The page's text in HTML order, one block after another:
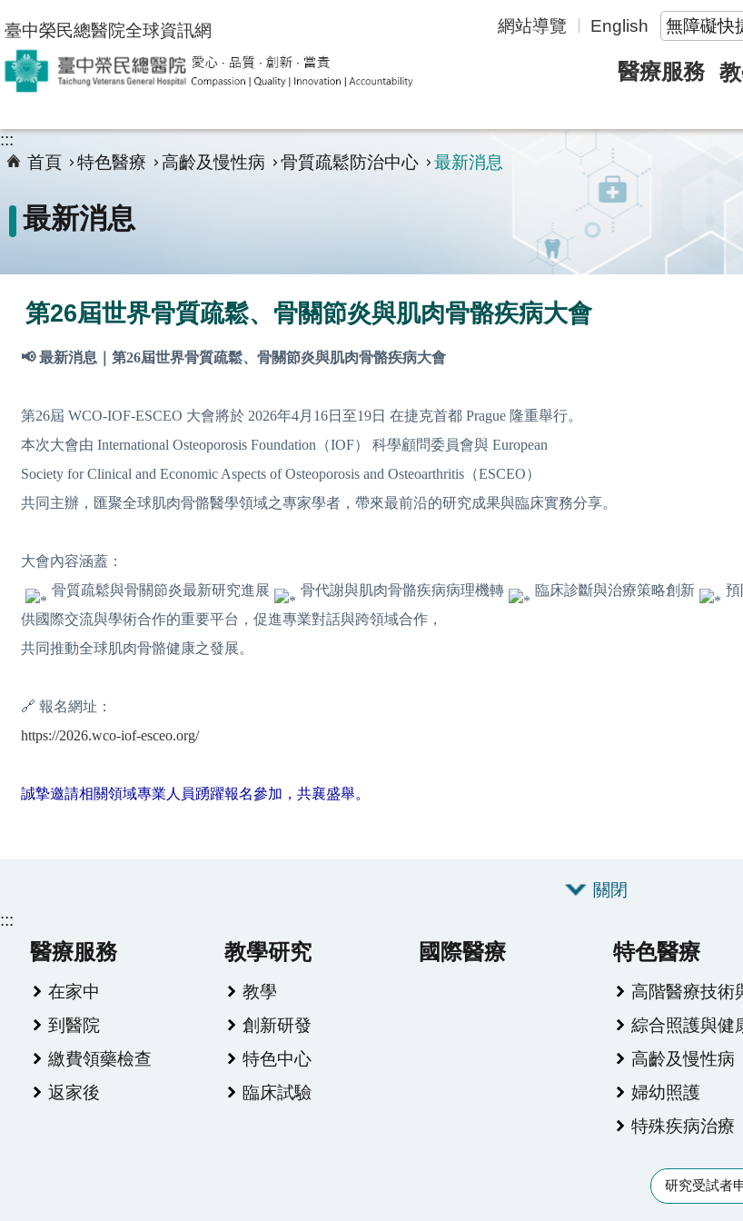
跳到主要內容區塊
臺中榮民總醫院全球資訊網 網站導覽 English 無障礙快
醫療服務
:::
首頁
特色醫療 高齡及慢性病 骨質疏鬆防治中心 最新消息
最新消息
第26屆世界骨質疏鬆、骨關節炎與肌肉骨骼疾病大會
📢 最新消息｜第26屆世界骨質疏鬆、骨關節炎與肌肉骨骼疾病大會
第26屆 WCO-IOF-ESCEO 大會將於 2026年4月16日至19日 在捷克首都 Prague 隆重舉行。
本次大會由 International Osteoporosis Foundation（IOF） 科學顧問委員會與 European
Society for Clinical and Economic Aspects of Osteoporosis and Osteoarthritis（ESCEO）
共同主辦，匯聚全球肌肉骨骼醫學領域之專家學者，帶來最前沿的研究成果與臨床實務分享。
大會內容涵蓋：
骨質疏鬆與骨關節炎最新研究進展
骨代謝與肌肉骨骼疾病病理機轉 臨床診斷與治療策略創新 預
供國際交流與學術合作的重要平台，促進專業對話與跨領域合作，
共同推動全球肌肉骨骼健康之發展。
🔗 報名網址：
https://2026.wco-iof-esceo.org/
誠摯邀請相關領域專業人員踴躍報名參加，共襄盛舉。
關閉
:::
醫療服務
在家中
到醫院
繳費領藥檢查
返家後
教學研究
教學
創新研發
特色中心
臨床試驗
國際醫療 特色醫療
高階醫療技術
綜合照護與健
高齡及慢性病
婦幼照護
特殊疾病治療
研究受試者